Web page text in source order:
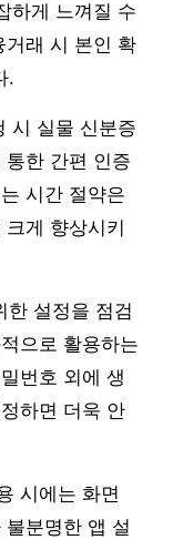
하게 느껴질 수
거래 시 본인 확
.
시 실물 신분증
한 간편 인증
시간 절약은
게 향상시키
한 설정을 점검
으로 활용하는
번호 외에 생
하면 더욱 안
시에는 화면
분명한 앱 설